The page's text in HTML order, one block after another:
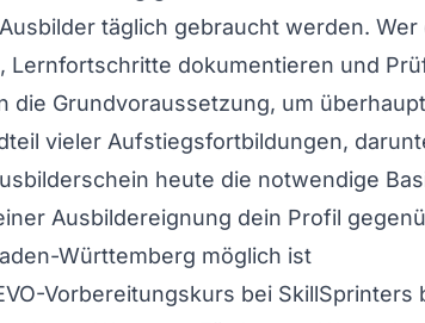
täglich gebraucht werden.
dokumentieren und
die Grundvoraussetzung, um
vieler Aufstiegsfortbildungen,
heute die notwendige
Ausbildereignung dein Profil
Württemberg möglich ist
Vorbereitungskurs bei